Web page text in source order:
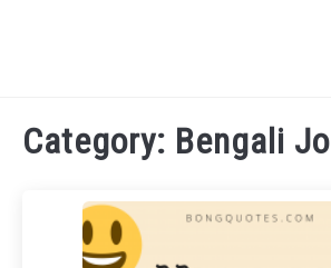
TECHNOLOGY
BIOGRAPHY
Category: Bengali